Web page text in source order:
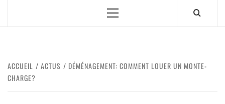
ACCUEIL ACTUS
DÉMÉNAGEMENT: COMMENT LOUER UN MONTE-
CHARGE?